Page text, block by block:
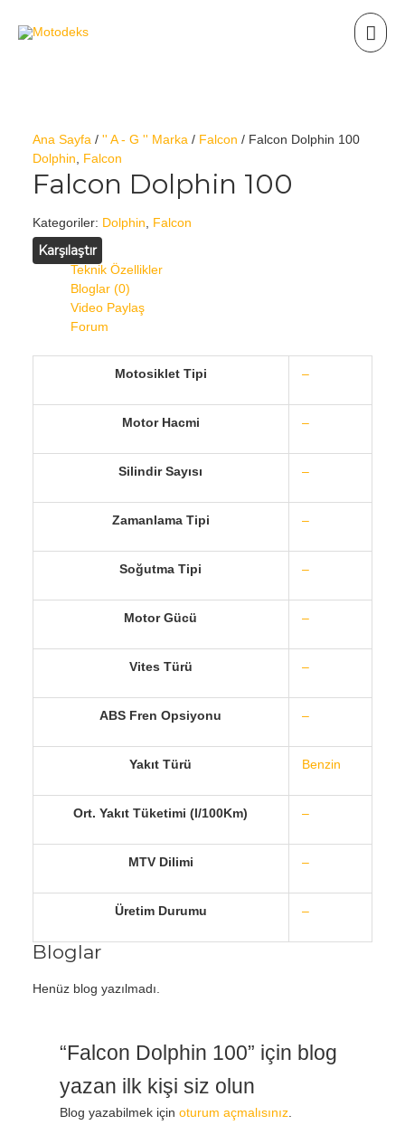
Ana Sayfa / '' A - G '' Marka / Falcon / Falcon Dolphin 100
Dolphin
Falcon
Falcon Dolphin 100
Kategoriler: Dolphin Falcon
Karşılaştır
Teknik Özellikler
Bloglar (0)
Video Paylaş
Forum
Motosiklet Tipi –
Motor Hacmi –
Silindir Sayısı –
Zamanlama Tipi –
Soğutma Tipi –
Motor Gücü –
Vites Türü –
ABS Fren Opsiyonu –
Yakıt Türü Benzin
Ort. Yakıt Tüketimi (l/100Km) –
MTV Dilimi –
Üretim Durumu –
Bloglar
Henüz blog yazılmadı.
“Falcon Dolphin 100” için blog
yazan ilk kişi siz olun
Blog yazabilmek için oturum açmalısınız.